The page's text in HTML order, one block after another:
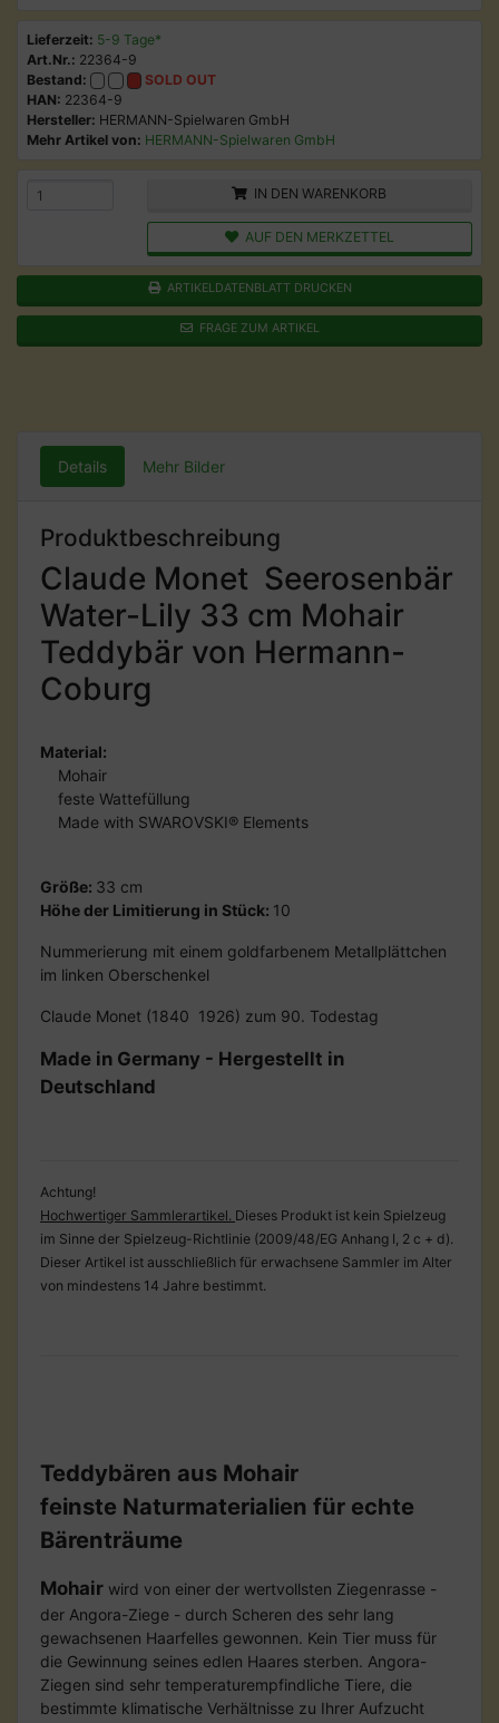
Lieferzeit: 5-9 Tage*
Art.Nr.: 22364-9
Bestand:
SOLD OUT
HAN: 22364-9
Hersteller: HERMANN-Spielwaren GmbH
Mehr Artikel von: HERMANN-Spielwaren GmbH
IN DEN WARENKORB
AUF DEN MERKZETTEL
ARTIKELDATENBLATT DRUCKEN
FRAGE ZUM ARTIKEL
Details Mehr Bilder
Produktbeschreibung
Claude Monet  Seerosenbär
Water-Lily 33 cm Mohair
Teddybär von Hermann-
Coburg
Material:
Mohair
feste Wattefüllung
Made with SWAROVSKI® Elements
Größe: 33 cm
Höhe der Limitierung in Stück: 10
Nummerierung mit einem goldfarbenem Metallplättchen
im linken Oberschenkel
Claude Monet (1840  1926) zum 90. Todestag
Made in Germany - Hergestellt in
Deutschland
Achtung!
Hochwertiger Sammlerartikel. Dieses Produkt ist kein Spielzeug
im Sinne der Spielzeug-Richtlinie (2009/48/EG Anhang I, 2 c + d).
Dieser Artikel ist ausschließlich für erwachsene Sammler im Alter
von mindestens 14 Jahre bestimmt.
Teddybären aus Mohair
feinste Naturmaterialien für echte
Bärenträume
Mohair wird von einer der wertvollsten Ziegenrasse -
der Angora-Ziege - durch Scheren des sehr lang
gewachsenen Haarfelles gewonnen. Kein Tier muss für
die Gewinnung seines edlen Haares sterben. Angora-
Ziegen sind sehr temperaturempfindliche Tiere, die
bestimmte klimatische Verhältnisse zu Ihrer Aufzucht